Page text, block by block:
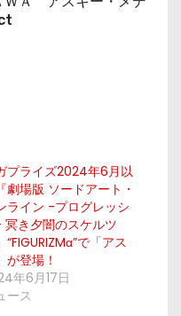
プライズ2024年6月以
劇場版 ソードアート・
ライン -プログレッシ
冥き夕闇のスケルツ
“FIGURIZMα”で「アス
が登場！
年6月17日
ース